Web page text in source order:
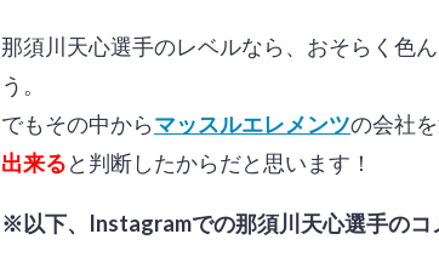
那須川天心選手のレベルなら、おそらく色
う。
でもその中からマッスルエレメンツの会社
出来ると判断したからだと思います！
※以下、Instagramでの那須川天心選手のコ